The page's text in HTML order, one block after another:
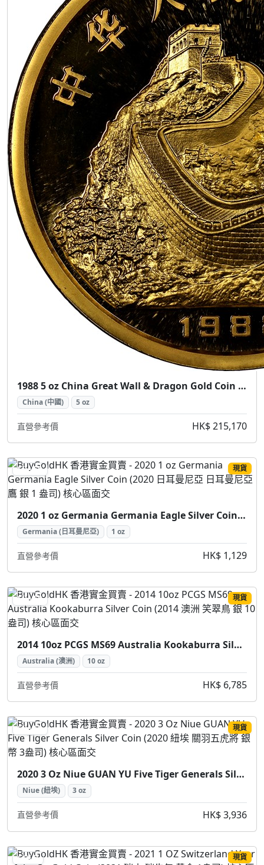
1988 5 oz China Great Wall & Dragon Gold Coin (1988 中國長城龍金幣 5盎司)
China (中國) 5 oz
直營參考價 HK$ 215,170
SILVER 現貨
2020 1 oz Germania Germania Eagle Silver Coin (2020 日耳曼尼亞 日耳曼尼亞鷹 銀 1 盎司)
Germania (日耳曼尼亞) 1 oz
直營參考價 HK$ 1,129
SILVER 現貨
2014 10oz PCGS MS69 Australia Kookaburra Silver Coin (2014 澳洲 笑翠鳥 銀 10盎司)
Australia (澳洲) 10 oz
直營參考價 HK$ 6,785
SILVER 現貨
2020 3 Oz Niue GUAN YU Five Tiger Generals Silver Coin (2020 紐埃 關羽五虎將 銀幣 3盎司)
Niue (紐埃) 3 oz
直營參考價 HK$ 3,936
GOLD 現貨